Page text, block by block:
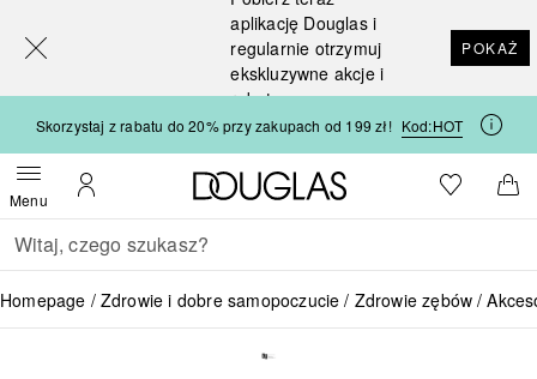
aplikację Douglas i
regularnie otrzymuj
ekskluzywne akcje i
rabaty
POKAŻ
Skorzystaj z rabatu do 20% przy zakupach od 199 zł! Kod:HOT
MenuOtwórz menuMoje konto
Strona główna Douglas
Do listyDo
Wracać
Wykonaj wyszukiwanie
Homepage Zdrowie i dobre samopoczucie Zdrowie zębów
[navigation.slideout.screenreader]